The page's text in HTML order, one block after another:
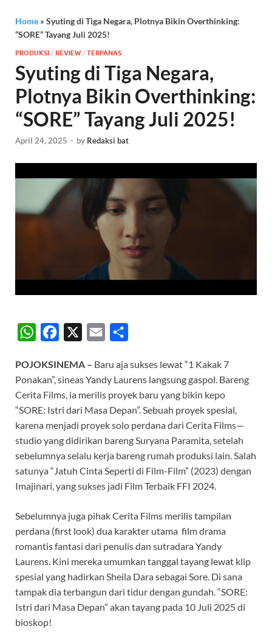
Home » Syuting di Tiga Negara, Plotnya Bikin Overthinking:
“SORE” Tayang Juli 2025!
PRODUKSI / REVIEW / TERPANAS
Syuting di Tiga Negara,
Plotnya Bikin Overthinking:
“SORE” Tayang Juli 2025!
April 24, 2025 - by Redaksi bat
W
a
t
s
A
p
p
c
e
b
o
o
k
a
i
a
r
POJOKSINEMA – Baru aja sukses lewat “1 Kakak 7
Ponakan”, sineas Yandy Laurens langsung gaspol. Bareng
Cerita Films, ia merilis proyek baru yang bikin kepo
“SORE: Istri dari Masa Depan”. Sebuah proyek spesial,
karena menjadi proyek solo perdana dari Cerita Films—
studio yang didirikan bareng Suryana Paramita, setelah
sebelumnya selalu kerja bareng rumah produksi lain. Salah
satunya “Jatuh Cinta Seperti di Film-Film” (2023) dengan
Imajinari, yang sukses jadi Film Terbaik FFI 2024.
Sebelumnya juga pihak Cerita Films merilis tampilan
perdana (first look) dua karakter utama film drama
romantis fantasi dari penulis dan sutradara Yandy
Laurens. Kini mereka umumkan tanggal tayang lewat klip
spesial yang hadirkan Sheila Dara sebagai Sore. Di sana
tampak dia terbangun dari tidur dengan gundah. “SORE:
Istri dari Masa Depan” akan tayang pada 10 Juli 2025 di
bioskop!